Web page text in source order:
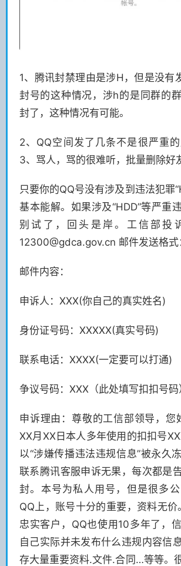
1、腾讯封禁理由是涉H，但是没有
封号的这种情况，涉h的是同群的
封了，这种情况有可能。
2、QQ空间发了几条不是很严重的
3、骂人，骂的很难听，批量删除好
只要你的QQ号没有涉及到违法犯罪
基本能解。如果涉及“HDD”等严重
别试了，回头是岸。工信部投
12300@gdca.gov.cn 邮件发送格式
邮件内容：
申诉人：XXX(你自己的真实姓名)
身份证号码：XXXXX(真实号码)
联系电话：XXXX(一定要可以打通)
争议号码：XXX（此处填写扣扣号码
申诉理由：尊敬的工信部领导，您
XX月XX日本人多年使用的扣扣号
以“涉嫌传播违法违规信息”被永久
联系腾讯客服申诉无果，每次都是
封。本号为私人用号，但是很多
QQ上，账号十分的重要，资料无价
忠实客户，QQ也使用10多年了，信
自己实际并未发布什么违规内容信
存大量重要资料.文件.合同…等等。